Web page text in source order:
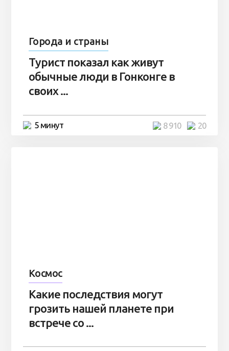
Города и страны
Турист показал как живут
обычные люди в Гонконге в
своих ...
5 минут 20
8 910
Космос
Какие последствия могут
грозить нашей планете при
встрече со ...